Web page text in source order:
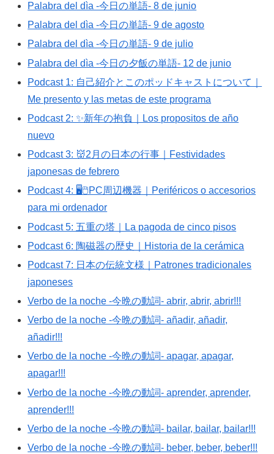
Palabra del dìa -今日の単語- 8 de junio
Palabra del dìa -今日の単語- 9 de agosto
Palabra del dìa -今日の単語- 9 de julio
Palabra del dìa -今日の夕飯の単語- 12 de junio
Podcast 1: 自己紹介とこのポッドキャストについて｜
Me presento y las metas de este programa
Podcast 2: ✨新年の抱負｜Los propositos de año
nuevo
Podcast 3: 👹2月の日本の行事｜Festividades
japonesas de febrero
Podcast 4: 🖥🖱PC周辺機器｜Periféricos o accesorios
para mi ordenador
Podcast 5: 五重の塔｜La pagoda de cinco pisos
Podcast 6: 陶磁器の歴史｜Historia de la cerámica
Podcast 7: 日本の伝統文様｜Patrones tradicionales
japoneses
Verbo de la noche -今晩の動詞- abrir, abrir, abrir!!!
Verbo de la noche -今晩の動詞- añadir, añadir,
añadir!!!
Verbo de la noche -今晩の動詞- apagar, apagar,
apagar!!!
Verbo de la noche -今晩の動詞- aprender, aprender,
aprender!!!
Verbo de la noche -今晩の動詞- bailar, bailar, bailar!!!
Verbo de la noche -今晩の動詞- beber, beber, beber!!!